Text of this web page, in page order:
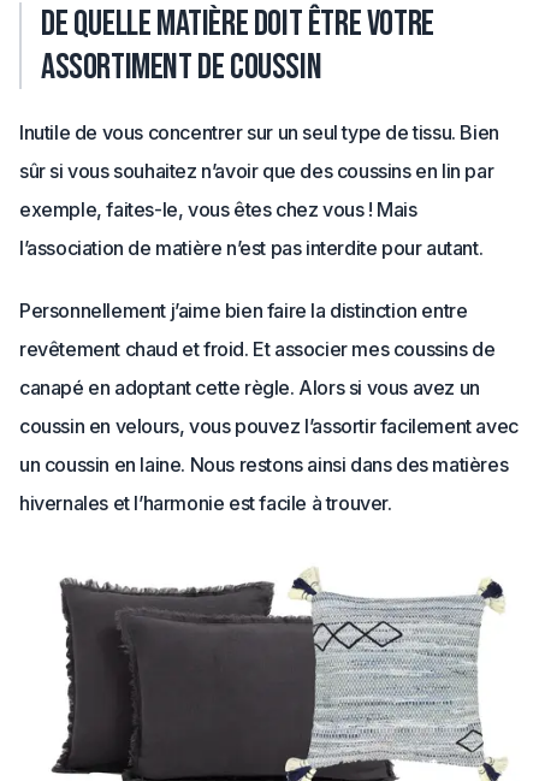
De quelle matière doit être votre
assortiment de coussin
Inutile de vous concentrer sur un seul type de tissu. Bien
sûr si vous souhaitez n’avoir que des coussins en lin par
exemple, faites-le, vous êtes chez vous ! Mais
l’association de matière n’est pas interdite pour autant.
Personnellement j’aime bien faire la distinction entre
revêtement chaud et froid. Et associer mes coussins de
canapé en adoptant cette règle. Alors si vous avez un
coussin en velours, vous pouvez l’assortir facilement avec
un coussin en laine. Nous restons ainsi dans des matières
hivernales et l’harmonie est facile à trouver.